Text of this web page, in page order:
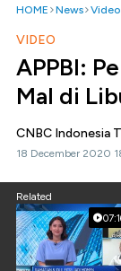
HOME News
VIDEO
APPBI:
Mal di
CNBC Indonesia
18 December 2020
Related